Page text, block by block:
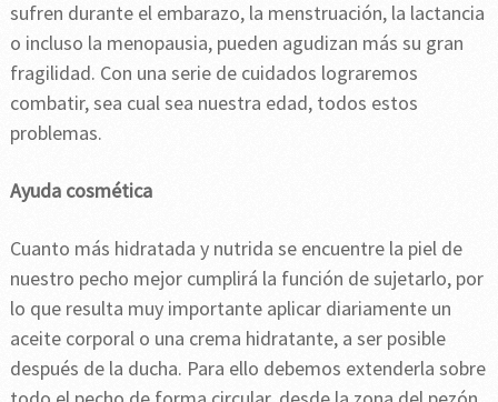
sufren durante el embarazo, la menstruación, la lactancia
o incluso la menopausia, pueden agudizan más su gran
fragilidad. Con una serie de cuidados lograremos
combatir, sea cual sea nuestra edad, todos estos
problemas.
Ayuda cosmética
Cuanto más hidratada y nutrida se encuentre la piel de
nuestro pecho mejor cumplirá la función de sujetarlo, por
lo que resulta muy importante aplicar diariamente un
aceite corporal o una crema hidratante, a ser posible
después de la ducha. Para ello debemos extenderla sobre